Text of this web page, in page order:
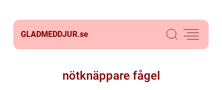
GLADMEDDJUR.se
nötknäppare fågel